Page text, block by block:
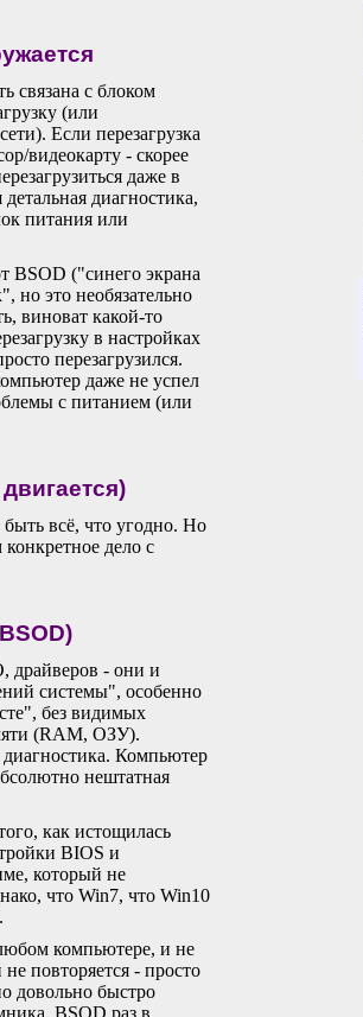
связана с блоком
(или
Если перезагрузка
видеокарту - скорее
даже в
диагностика,
питания или
BSOD ("синего экрана
но это необязательно
виноват какой-то
в настройках
перезагрузился.
даже не успел
с питанием (или
всё, что угодно. Но
дело с
драйверов - они и
системы", особенно
без видимых
(RAM, ОЗУ).
Компьютер
нештатная
как истощилась
BIOS и
который не
что Win7, что Win10
компьютере, и не
повторяется - просто
довольно быстро